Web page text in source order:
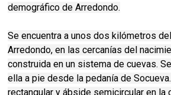
demográfico de Arredondo.
Se encuentra a unos dos kilómetros
Arredondo, en las cercanías del
construida en un sistema de cuevas.
ella a pie desde la pedanía de
rectangular y ábside semicircular en la